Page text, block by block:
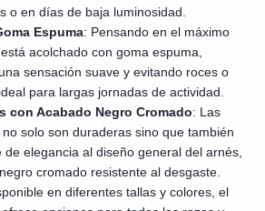
o en días de baja luminosidad.
Espuma: Pensando en el máximo
acolchado con goma espuma,
sensación suave y evitando roces o
para largas jornadas de actividad.
con Acabado Negro Cromado: Las
solo son duraderas sino que también
elegancia al diseño general del arnés,
cromado resistente al desgaste.
en diferentes tallas y colores, el